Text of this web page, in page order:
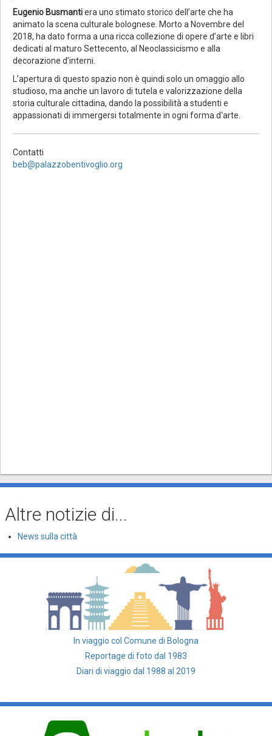
Eugenio Busmantiera uno stimato storico dell’arte che ha
animato la scena culturale bolognese. Morto a Novembre del
2018, ha dato forma a una ricca collezione di opere d’arte e libri
dedicati al maturo Settecento, al Neoclassicismo e alla
decorazione d’interni.
L’apertura di questo spazio non è quindi solo un omaggio allo
studioso, ma anche un lavoro di tutela e valorizzazione della
storia culturale cittadina, dando la possibilità a studenti e
appassionati di immergersi totalmente in ogni forma d'arte.
Contatti
beb@palazzobentivoglio.org
Altre notizie di...
News sulla città
In viaggio col Comune di Bologna
Reportage di foto dal 1983
Diari di viaggio dal 1988 al 2019